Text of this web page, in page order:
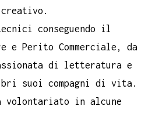
conseguendo il
Perito Commerciale, da
di letteratura e
suoi compagni di vita.
volontariato in alcune